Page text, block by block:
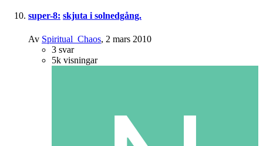
super-8: skjuta i solnedgång.
Av Spiritual_Chaos, 2 mars 2010
3 svar
5k visningar